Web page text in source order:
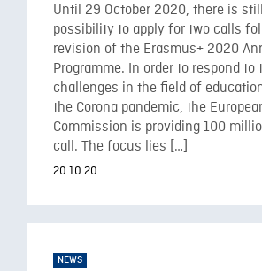
Until 29 October 2020, there is
possibility to apply for two calls
revision of the Erasmus+ 2020
Programme. In order to respond to
challenges in the field of
the Corona pandemic, the
Commission is providing 100
call. The focus lies […]
20.10.20
NEWS